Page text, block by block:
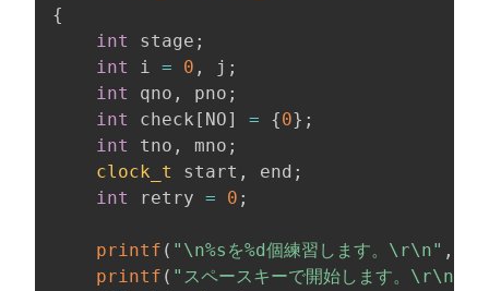
{
int
stage ;
int
i = 0 , j ;
int
qno , pno ;
int
check [ NO] = {0} ;
int
tno , mno ;
clock_t
start , end ;
int
retry = 0 ;
printf ( "\n%sを%d個練習します。\r\n" ,
printf ( "スペースキーで開始します。\r\n"